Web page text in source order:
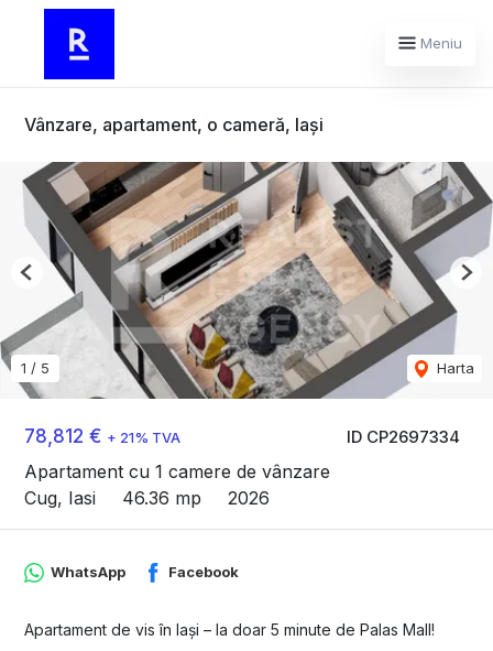
Meniu
Vânzare, apartament, o cameră, Iași
ID CP2697334
78,812 € + 21% TVA
Apartament cu 1 camere de vânzare
Cug, Iasi
46.36 mp 2026
1 / 5 Harta
Previous
WhatsApp Facebook
Apartament de vis în Iași – la doar 5 minute de Palas Mall!